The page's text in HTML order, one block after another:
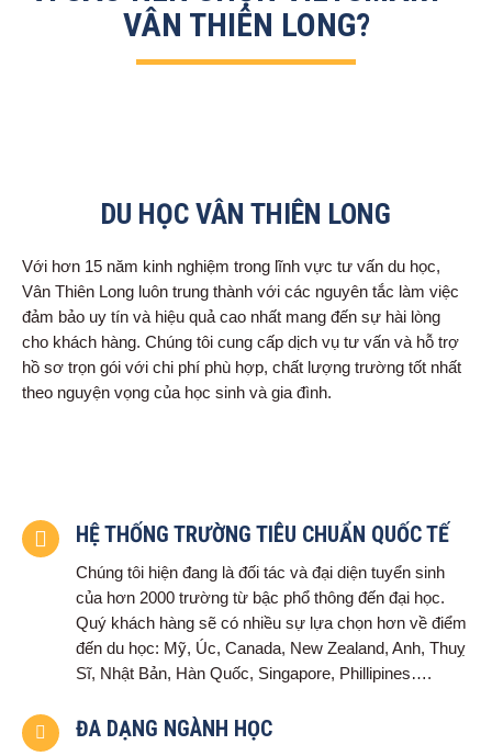
VÂN THIÊN LONG?
DU HỌC VÂN THIÊN LONG
Với hơn 15 năm kinh nghiệm trong lĩnh vực tư vấn du học,
Vân Thiên Long luôn trung thành với các nguyên tắc làm việc
đảm bảo uy tín và hiệu quả cao nhất mang đến sự hài lòng
cho khách hàng. Chúng tôi cung cấp dịch vụ tư vấn và hỗ trợ
hồ sơ trọn gói với chi phí phù hợp, chất lượng trường tốt nhất
theo nguyện vọng của học sinh và gia đình.
HỆ THỐNG TRƯỜNG TIÊU CHUẨN QUỐC TẾ
Chúng tôi hiện đang là đối tác và đại diện tuyển sinh
của hơn 2000 trường từ bậc phổ thông đến đại học.
Quý khách hàng sẽ có nhiều sự lựa chọn hơn về điểm
đến du học: Mỹ, Úc, Canada, New Zealand, Anh, Thuỵ
Sĩ, Nhật Bản, Hàn Quốc, Singapore, Phillipines….
ĐA DẠNG NGÀNH HỌC